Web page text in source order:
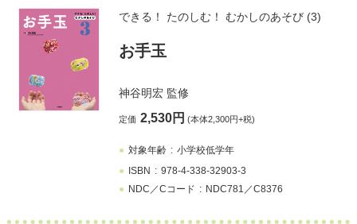
できる！ たのしむ！ むかしのあそび (3)
お手玉
神谷明宏監修
定価 2,530円 (本体2,300円+税)
対象年齢
小学校低学年
ISBN
978-4-338-32903-3
NDC／Cコード
NDC781／C8376